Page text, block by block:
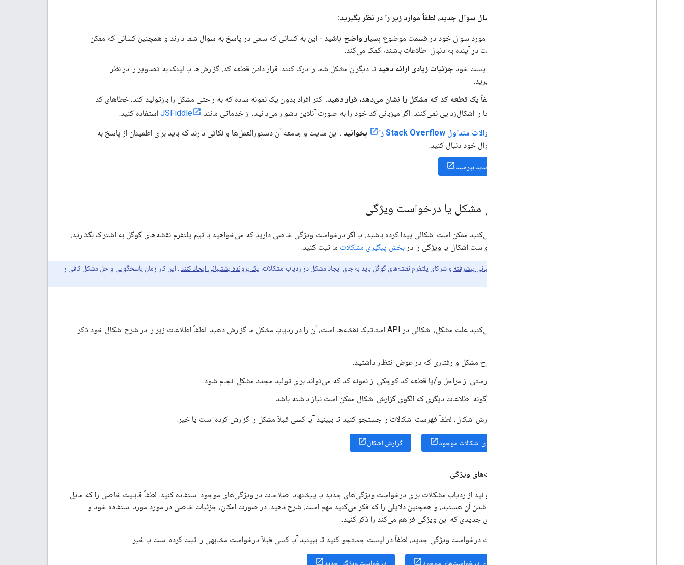
هنگام ارسال سوال جدید، لطفاً موارد زیر را در نظر بگیرید:
در مورد سوال خود در قسمت موضوع بسیار واضح باشید - این به کسانی که سعی در پاسخ به سوال شما دارند و همچنین کسانی که ممکن
است در آینده به دنبال اطلاعات باشند، کمک می‌کند.
در پست خود جزئیات زیادی ارائه دهید تا دیگران مشکل شما را درک کنند. قرار دادن قطعه کد، گزارش‌ها یا لینک به تصاویر را در نظر
بگیرید.
لطفاً یک قطعه کد که مشکل را نشان می‌دهد، قرار دهید. اکثر افراد بدون یک نمونه ساده که به راحتی مشکل را بازتولید کند، خطاهای کد
شما را اشکال‌زدایی نمی‌کنند. اگر میزبانی کد خود را به صورت آنلاین دشوار می‌دانید، از خدماتی مانند
JSFiddle استفاده کنید.
سوالات متداول Stack Overflow را بخوانید . این سایت و جامعه آن دستورالعمل‌ها و نکاتی دارند که باید برای اطمینان از پاسخ به
سوال خود دنبال کنید.
سوال جدید بپرسید
گزارش مشکل یا درخواست ویژگی
اگر فکر می‌کنید ممکن است اشکالی پیدا کرده باشید، یا اگر درخواست ویژگی خاصی دارید که می‌خواهید با تیم پلتفرم نقشه‌های گوگل به اشتراک بگذارید،
لطفاً درخواست اشکال یا ویژگی را در بخش پیگیری مشکلات ما ثبت کنید.
پشتیبانی پیشرفته و شرکای پلتفرم نقشه‌های گوگل باید به جای ایجاد مشکل در ردیاب مشکلات، یک پرونده پشتیبانی ایجاد کنند . این کار زمان پاسخگویی و حل مشکل کافی را
اگر فکر می‌کنید علت مشکل، اشکالی در API استاتیک نقشه‌ها است، آن را در ردیاب مشکل ما گزارش دهید. لطفاً اطلاعات زیر را در شرح اشکال خود ذکر
شرح مشکل و رفتاری که در عوض انتظار داشتید.
فهرستی از مراحل و/یا قطعه کد کوچکی از نمونه کد که می‌تواند برای تولید مجدد مشکل انجام شود.
هرگونه اطلاعات دیگری که الگوی گزارش اشکال ممکن است نیاز داشته باشد.
قبل از گزارش اشکال، لطفاً فهرست اشکالات را جستجو کنید تا ببینید آیا کسی قبلاً مشکل را گزارش کرده است یا خیر.
جستجوی اشکالات موجود گزارش اشکال
درخواست‌های ویژگی
شما می‌توانید از ردیاب مشکلات برای درخواست ویژگی‌های جدید یا پیشنهاد اصلاحات در ویژگی‌های موجود استفاده کنید. لطفاً قابلیت خاصی را که مایل
به اضافه شدن آن هستید، و همچنین دلایلی را که فکر می‌کنید مهم است، شرح دهید. در صورت امکان، جزئیات خاصی در مورد مورد استفاده خود و
فرصت‌های جدیدی که این ویژگی فراهم می‌کند را ذکر کنید.
قبل از ثبت درخواست ویژگی جدید، لطفاً در لیست جستجو کنید تا ببینید آیا کسی قبلاً درخواست مشابهی را ثبت کرده است یا خیر.
جستجوی درخواست‌های موجود درخواست ویژگی جدید